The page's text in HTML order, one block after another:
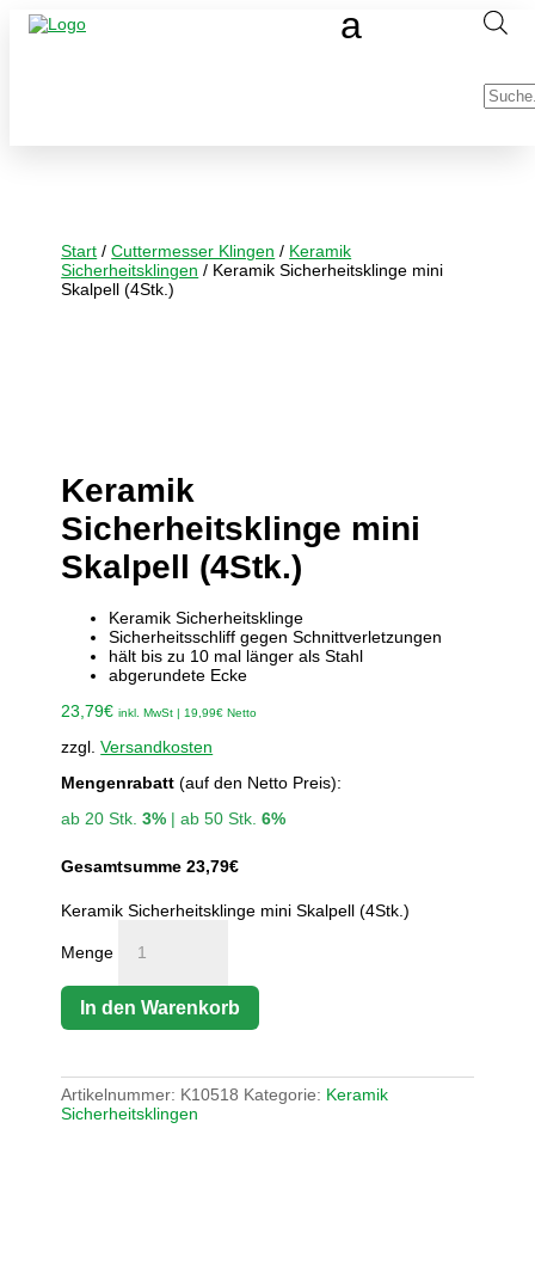
Start /Cuttermesser Klingen / Keramik
Sicherheitsklingen / Keramik Sicherheitsklinge mini
Skalpell (4Stk.)
Keramik
Sicherheitsklinge mini
Skalpell (4Stk.)
Keramik Sicherheitsklinge
Sicherheitsschliff gegen Schnittverletzungen
hält bis zu 10 mal länger als Stahl
abgerundete Ecke
23,79€ inkl. MwSt |19,99€ Netto
zzgl.Versandkosten
Mengenrabatt (auf den Netto Preis):
ab 20 Stk.3% | ab 50 Stk.6%
Gesamtsumme 23,79€
Keramik Sicherheitsklinge mini Skalpell (4Stk.)
Menge
In den Warenkorb
Artikelnummer: K10518 Kategorie: Keramik
Sicherheitsklingen